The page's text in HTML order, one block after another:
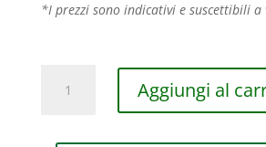
*I prezzi sono indicativi e suscettibili
GABRIELLA
Aggiungi al